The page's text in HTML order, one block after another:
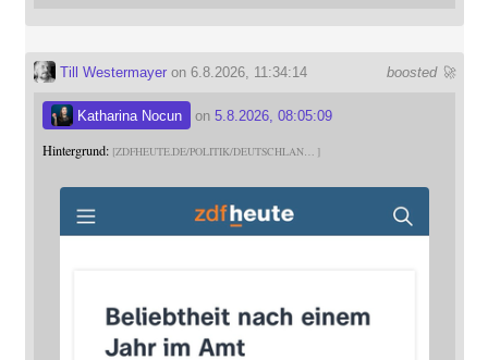
boosted 🚀
Till Westermayeron 6.8.2026, 11:34:14
Katharina Nocun on 5.8.2026, 08:05:09
Hintergrund: ZDFHEUTE.DE/POLITIK/DEUTSCHLAN